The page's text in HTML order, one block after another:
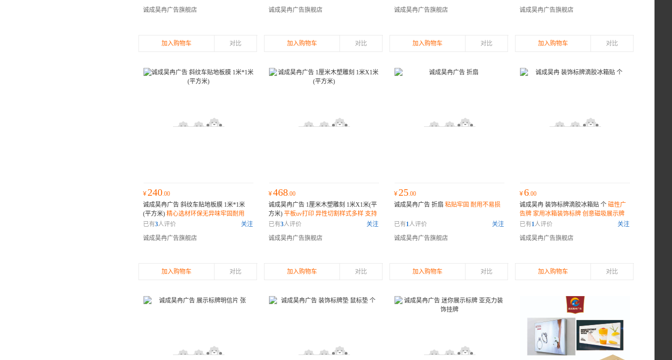
诚成昊冉广告旗舰店
加入购物车 对比
诚成昊冉广告旗舰店
加入购物车 对比
诚成昊冉广告旗舰店
加入购物车 对比
诚成昊冉广告旗舰店
加入购物车 对比
¥ 240.00
诚成昊冉广告 斜纹车贴地板膜 1米*1米
(平方米) 精心选材环保无异味牢固耐用
已有3人评价
关注
诚成昊冉广告旗舰店
加入购物车 对比
¥468.00
诚成昊冉广告 1厘米木塑雕刻 1米X1米(平
方米) 平板uv打印 异性切割样式多样 支持
定制打印清晰效果好 色彩鲜艳
已有3人评价
关注
诚成昊冉广告旗舰店
加入购物车 对比
¥ 25.00
诚成昊冉广告 折扇 粘贴牢固 耐用不易损
已有1人评价
关注
诚成昊冉广告旗舰店
加入购物车 对比
¥6.00
诚成昊冉 装饰标牌滴胶冰箱贴 个 磁性广
告牌 家用冰箱装饰标牌 创意磁吸展示牌
冰箱贴
已有1人评价
关注
诚成昊冉广告旗舰店
加入购物车 对比